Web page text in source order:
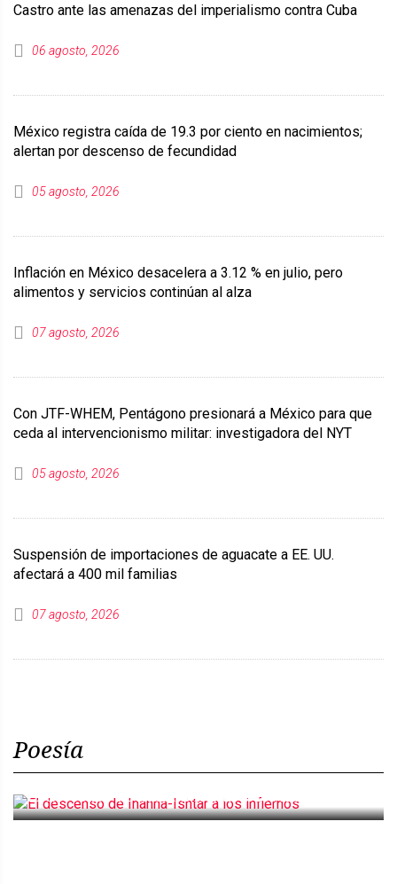
Castro ante las amenazas del imperialismo contra Cuba
06 agosto, 2026
México registra caída de 19.3 por ciento en nacimientos;
alertan por descenso de fecundidad
05 agosto, 2026
Inflación en México desacelera a 3.12 % en julio, pero
alimentos y servicios continúan al alza
07 agosto, 2026
Con JTF-WHEM, Pentágono presionará a México para que
ceda al intervencionismo militar: investigadora del NYT
05 agosto, 2026
Suspensión de importaciones de aguacate a EE. UU.
afectará a 400 mil familias
07 agosto, 2026
Poesía
El descenso de Inanna-Ishtar a los infiernos